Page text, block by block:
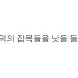
의 잡목들을 낫을